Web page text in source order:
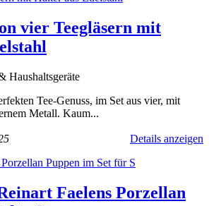
vier Teegläsern mit
Haushaltsgeräte
Tee-Genuss, im Set aus vier, mit
Metall. Kaum...
Details anzeigen
Faelens Porzellan